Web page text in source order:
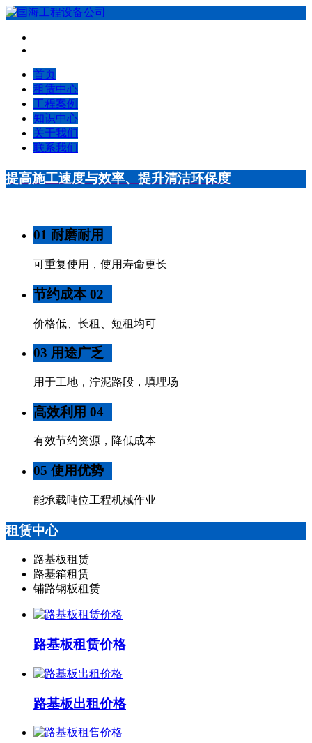
首页
租赁中心
工程案例
知识中心
关于我们
联系我们
提高施工速度与效率、提升清洁环保度
01 耐磨耐用
可重复使用，使用寿命更长
节约成本 02
价格低、长租、短租均可
03 用途广乏
用于工地，泞泥路段，填埋场
高效利用 04
有效节约资源，降低成本
05 使用优势
能承载吨位工程机械作业
租赁中心
路基板租赁
路基箱租赁
铺路钢板租赁
路基板租赁价格
路基板出租价格